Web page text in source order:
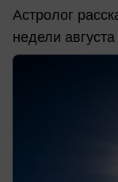
Астролог
недели августа